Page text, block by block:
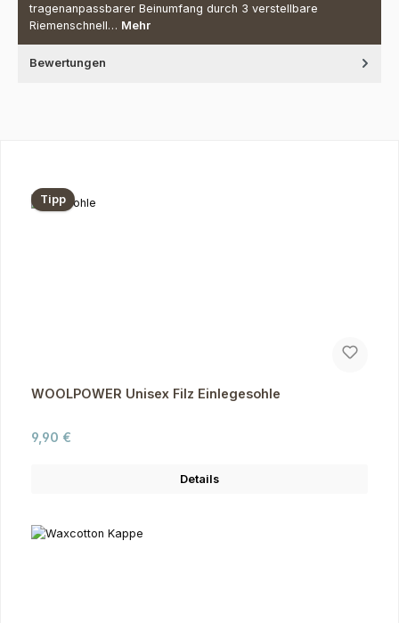
tragenanpassbarer Beinumfang durch 3 verstellbare
Riemenschnell… Mehr
Bewertungen
Tipp
WOOLPOWER Unisex Filz Einlegesohle
Regulärer Preis:
9,90 €
Details